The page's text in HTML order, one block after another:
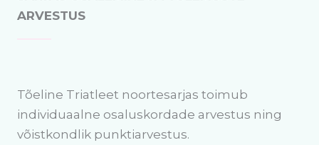
ARVESTUS
Tõeline Triatleet noortesarjas toimub
individuaalne osaluskordade arvestus ning
võistkondlik punktiarvestus.